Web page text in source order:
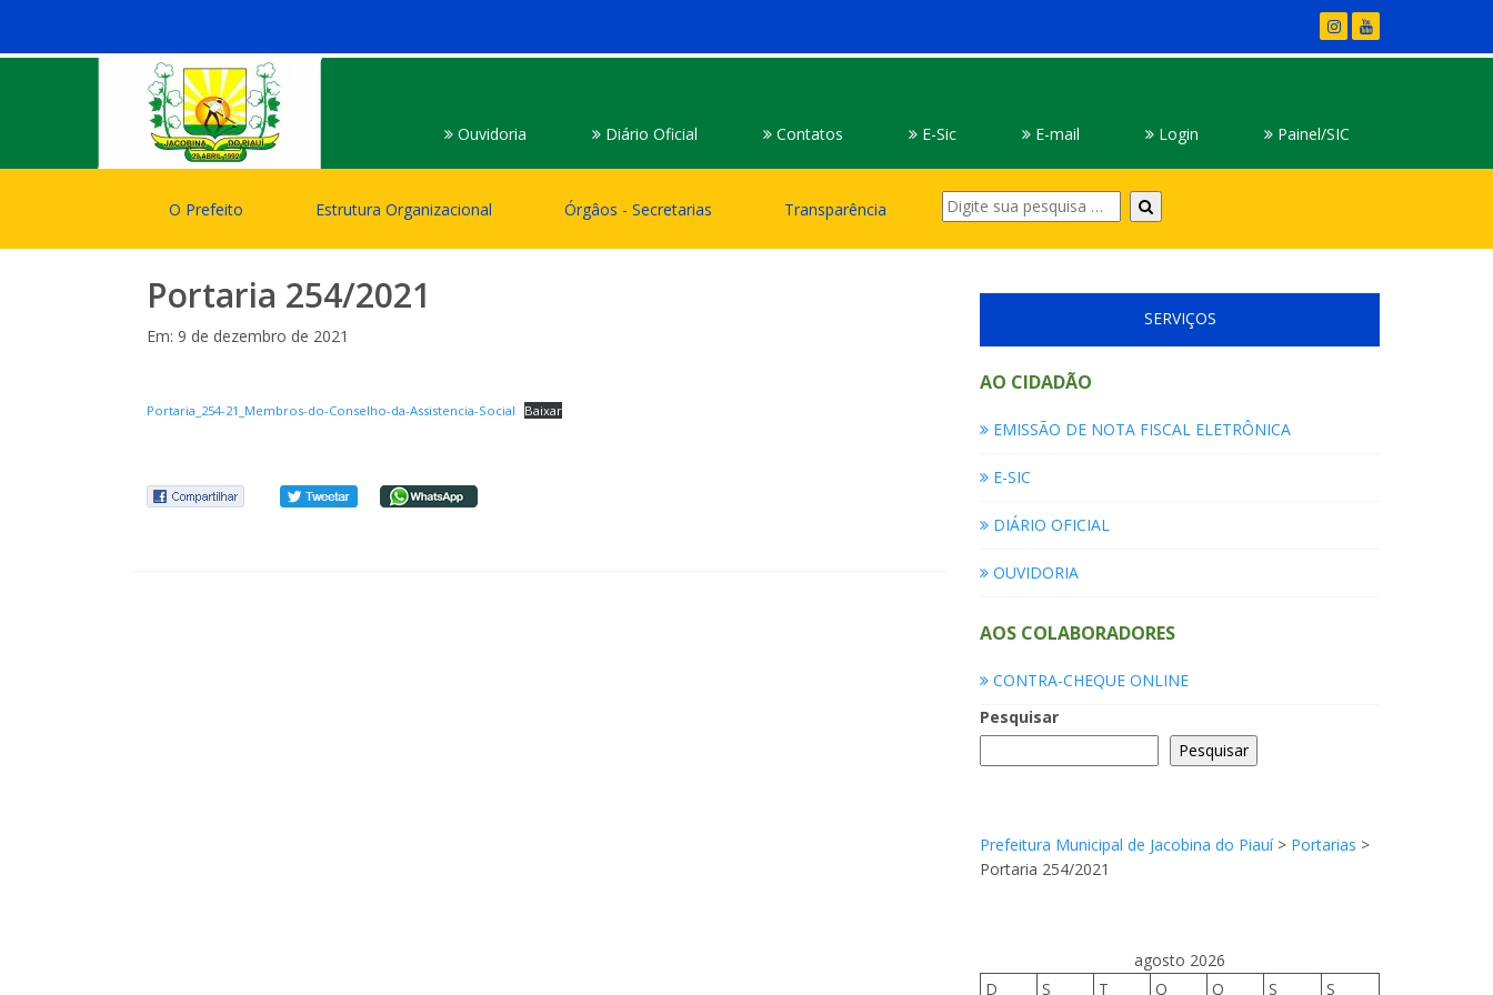
Ouvidoria Diário Oficial Contatos E-Sic E-mail Login Painel/SIC
O Prefeito Estrutura Organizacional Órgâos - Secretarias Transparência
Digite
sua
pesquisa
Portaria 254/2021
Em: 9 de dezembro de 2021
Portaria_254-21_Membros-do-Conselho-da-Assistencia-Social Baixar
SERVIÇOS
AO CIDADÃO
EMISSÃO DE NOTA FISCAL ELETRÔNICA
E-SIC
DIÁRIO OFICIAL
OUVIDORIA
AOS COLABORADORES
CONTRA-CHEQUE ONLINE
Pesquisar
Pesquisar
Prefeitura Municipal de Jacobina do Piauí> Portarias >
Portaria 254/2021
agosto 2026
D
S T Q Q S S